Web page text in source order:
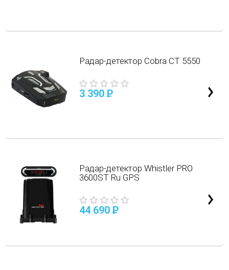
Радар-детектор Cobra CT 5550
3 390 P
Радар-детектор Whistler PRO
3600ST Ru GPS
44 690 P